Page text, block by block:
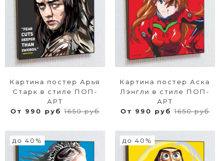
Картина постер Арья
Старк в стиле ПОП-
АРТ
От 990 руб 1650 руб
Картина постер Аска
Лэнгли в стиле ПОП-
АРТ
От 990 руб 1650 руб
до 40% до 40%